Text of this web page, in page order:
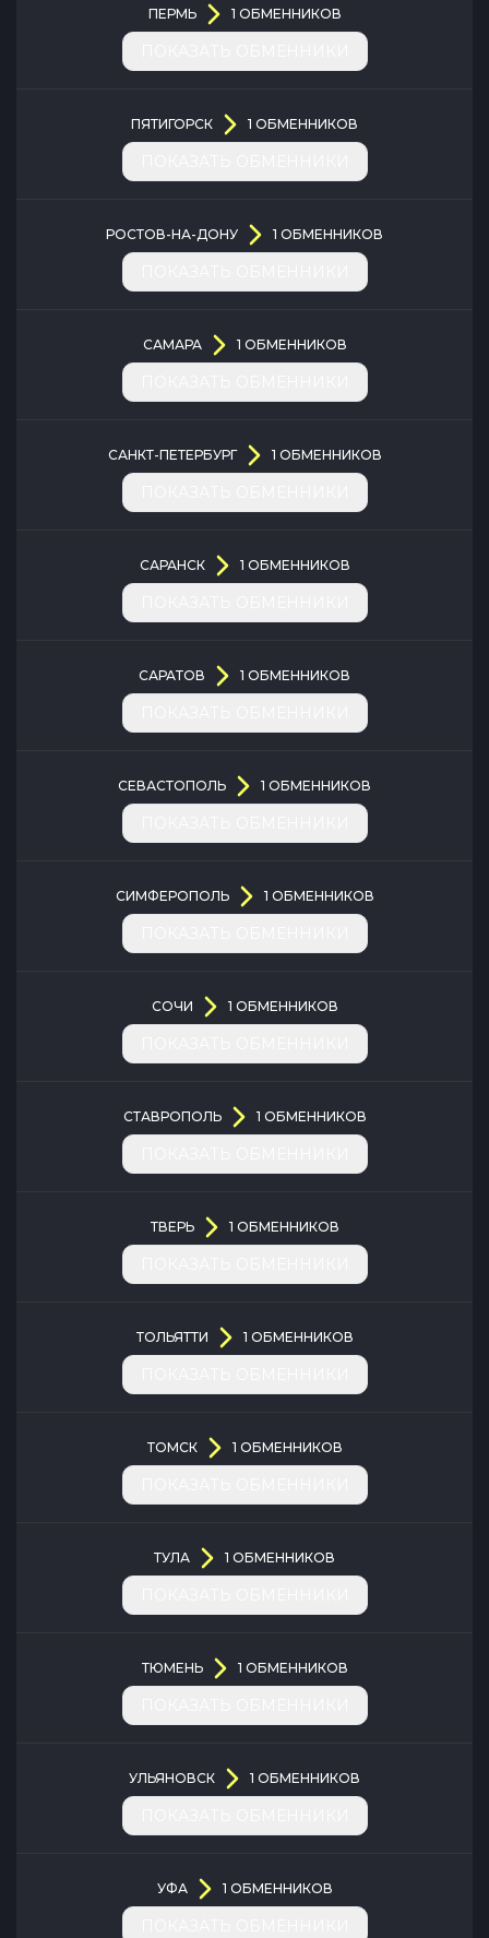
ПЕРМЬ 1 ОБМЕННИКОВ
ПЯТИГОРСК 1 ОБМЕННИКОВ
РОСТОВ-НА-ДОНУ 1 ОБМЕННИКОВ
САМАРА 1 ОБМЕННИКОВ
САНКТ-ПЕТЕРБУРГ 1 ОБМЕННИКОВ
САРАНСК 1 ОБМЕННИКОВ
САРАТОВ 1 ОБМЕННИКОВ
СЕВАСТОПОЛЬ 1 ОБМЕННИКОВ
СИМФЕРОПОЛЬ 1 ОБМЕННИКОВ
СОЧИ 1 ОБМЕННИКОВ
СТАВРОПОЛЬ 1 ОБМЕННИКОВ
ТВЕРЬ 1 ОБМЕННИКОВ
ТОЛЬЯТТИ 1 ОБМЕННИКОВ
ТОМСК 1 ОБМЕННИКОВ
ТУЛА 1 ОБМЕННИКОВ
ТЮМЕНЬ 1 ОБМЕННИКОВ
УЛЬЯНОВСК 1 ОБМЕННИКОВ
УФА 1 ОБМЕННИКОВ